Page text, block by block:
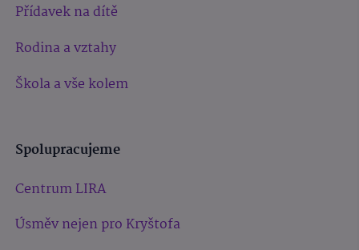
Přídavek na dítě
Rodina a vztahy
Škola a vše kolem
Spolupracujeme
Centrum LIRA
Úsměv nejen pro Kryštofa